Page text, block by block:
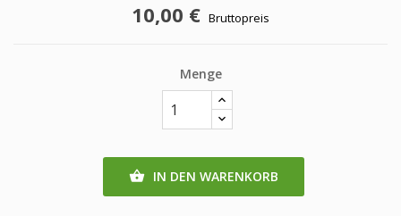
10,00 € Bruttopreis
Menge
 IN DEN WARENKORB